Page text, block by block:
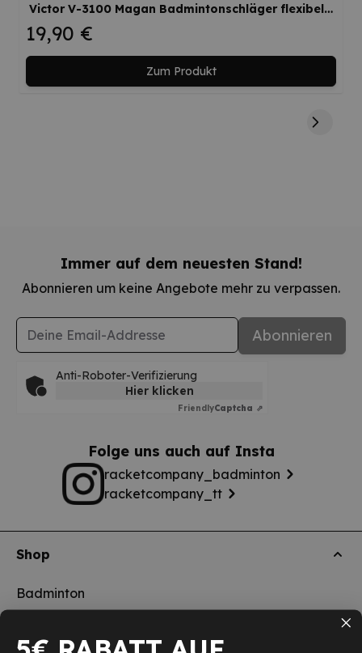
Victor V-3100 Magan Badmintonschläger flexibel kopflastig großer Sweetspot Allround Einsteiger
19,90 €
Zum Produkt
Immer auf dem neuesten Stand!
Abonnieren um keine Angebote mehr zu verpassen.
E-Mail-Adresse Abonnieren
Anti-Roboter-Verifizierung
Hier klicken
FriendlyCaptcha ⇗
Folge uns auch auf Insta
racketcompany_badminton
racketcompany_tt
Shop
Badminton